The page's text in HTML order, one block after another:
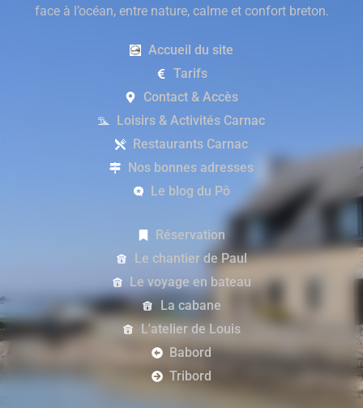
face à l’océan, entre nature, calme et confort breton.
Accueil du site
Tarifs
Contact & Accès
Loisirs & Activités Carnac
Restaurants Carnac
Nos bonnes adresses
Le blog du Pô
Réservation
Le chantier de Paul
Le voyage en bateau
La cabane
L'atelier de Louis
Babord
Tribord